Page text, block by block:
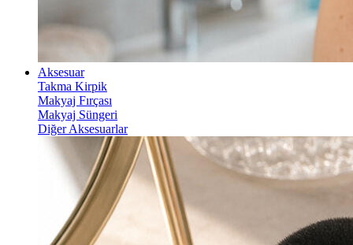
Aksesuar
Takma Kirpik
Makyaj Fırçası
Makyaj Süngeri
Diğer Aksesuarlar